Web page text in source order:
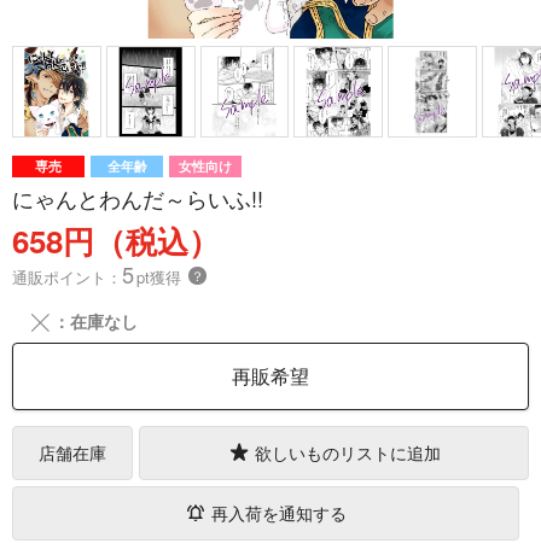
専売 全年齢 女性向け
にゃんとわんだ～らいふ!!
658円（税込）
通販ポイント： 5pt獲得 ？
╳ ：在庫なし
再販希望
店舗在庫 欲しいものリストに追加
再入荷を通知する